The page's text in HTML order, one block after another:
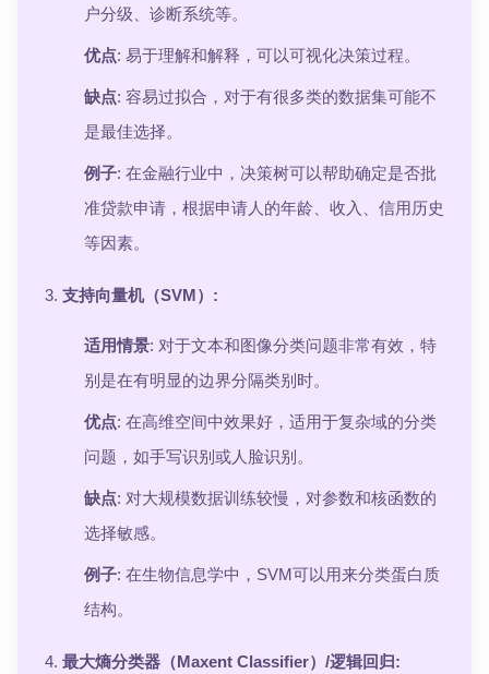
户分级、诊断系统等。
优点: 易于理解和解释，可以可视化决策过程。
缺点: 容易过拟合，对于有很多类的数据集可能不
是最佳选择。
例子: 在金融行业中，决策树可以帮助确定是否批
准贷款申请，根据申请人的年龄、收入、信用历史
等因素。
支持向量机（SVM） :
适用情景: 对于文本和图像分类问题非常有效，特
别是在有明显的边界分隔类别时。
优点: 在高维空间中效果好，适用于复杂域的分类
问题，如手写识别或人脸识别。
缺点: 对大规模数据训练较慢，对参数和核函数的
选择敏感。
例子: 在生物信息学中，SVM可以用来分类蛋白质
结构。
最大熵分类器（Maxent Classifier）/逻辑回归: